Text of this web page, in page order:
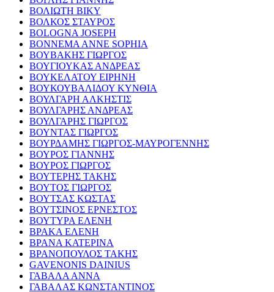
ΒΟΛΙΩΤΗ ΒΙΚΥ
ΒΟΛΚΟΣ ΣΤΑΥΡΟΣ
BOLOGNA JOSEPH
BONNEMA ANNE SOPHIA
ΒΟΥΒΑΚΗΣ ΓΙΩΡΓΟΣ
ΒΟΥΓΙΟΥΚΑΣ ΑΝΔΡΕΑΣ
ΒΟΥΚΕΛΑΤΟΥ ΕΙΡΗΝΗ
ΒΟΥΚΟΥΒΑΛΙΔΟΥ ΚΥΝΘΙΑ
ΒΟΥΛΓΑΡΗ ΑΛΚΗΣΤΙΣ
ΒΟΥΛΓΑΡΗΣ ΑΝΔΡΕΑΣ
ΒΟΥΛΓΑΡΗΣ ΓΙΩΡΓΟΣ
ΒΟΥΝΤΑΣ ΓΙΩΡΓΟΣ
ΒΟΥΡΔΑΜΗΣ ΓΙΩΡΓΟΣ-ΜΑΥΡΟΓΕΝΝΗΣ
ΒΟΥΡΟΣ ΓΙΑΝΝΗΣ
ΒΟΥΡΟΣ ΓΙΩΡΓΟΣ
ΒΟΥΤΕΡΗΣ ΤΑΚΗΣ
ΒΟΥΤΟΣ ΓΙΩΡΓΟΣ
ΒΟΥΤΣΑΣ ΚΩΣΤΑΣ
ΒΟΥΤΣΙΝΟΣ ΕΡΝΕΣΤΟΣ
ΒΟΥΤΥΡΑ ΕΛΕΝΗ
ΒΡΑΚΑ ΕΛΕΝΗ
ΒΡΑΝΑ ΚΑΤΕΡΙΝΑ
ΒΡΑΝΟΠΟΥΛΟΣ ΤΑΚΗΣ
GAVENONIS DAINIUS
ΓΑΒΑΛΑ ΑΝΝΑ
ΓΑΒΑΛΑΣ ΚΩΝΣΤΑΝΤΙΝΟΣ